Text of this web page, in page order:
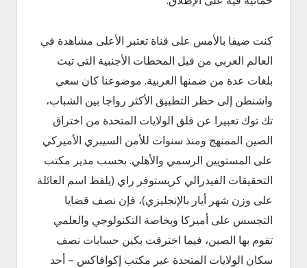
كنت ضيفا بالأمس على قناة تعتبر الأعلى مشاهدة في
العالم العربي من قبل المحطات الأجنبية التي تبث
بلغات عدة من ضمنها العربية. موضوعنا كان سعي
واشنطن إلى حظر التطبيق الأكثر رواجا بين الشباب،
تك توك تعبيرا عن قلق الولايات المتحدة من اختراق
الصين الممنهج ومنذ سنوات للأمن السيبري الأميركي
على المستويين الرسمي والأهلي. بحسب مدير مكتب
التحقيقات الفيدرالي كريستوفر راي (يلفظ اسم العائلة
على وزن شهر أيار بالإنجليزي)، فإن نصف قضايا
التجسس على أميركا وبخاصة التكنولوجي والعلمي
تقوم بها الصين، فيما اخترقت بكين حسابات نصف
سكان الولايات المتحدة عبر مكتب إكوافاكس – أحد